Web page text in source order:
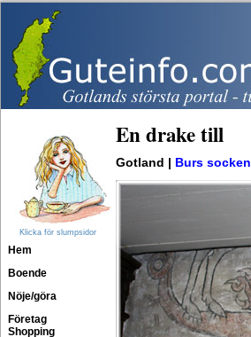
Klicka för slumpsidor
Hem
Boende
Nöje/göra
Företag
Shopping
En drake till
Gotland | Burs socken